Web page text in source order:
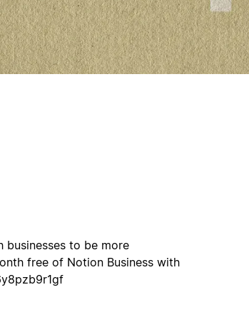
businesses to be more
free of Notion Business with